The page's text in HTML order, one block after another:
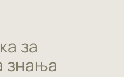
за
знања